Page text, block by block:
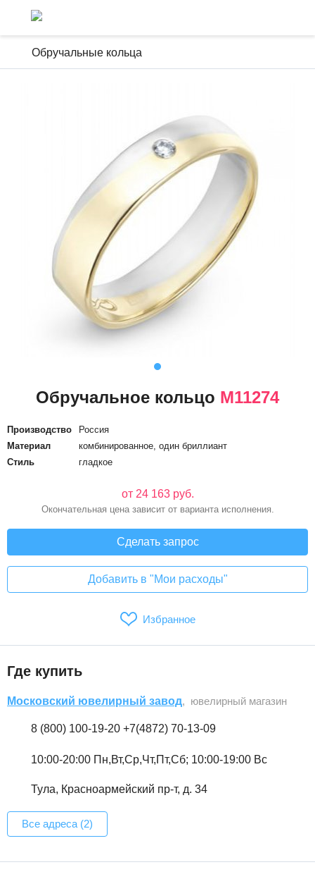
Обручальные кольца
Обручальное кольцо М11274
Производство
Россия
Материал
комбинированное, один бриллиант
Стиль
гладкое
от 24 163 руб.
Окончательная цена зависит от варианта исполнения.
Сделать запрос
Добавить в "Мои расходы"
Избранное
Где купить
Московский ювелирный завод, ювелирный магазин
8 (800) 100-19-20 +7(4872) 70-13-09
10:00-20:00 Пн,Вт,Ср,Чт,Пт,Сб; 10:00-19:00 Вс
Тула, Красноармейский пр-т, д. 34
Все адреса (2)